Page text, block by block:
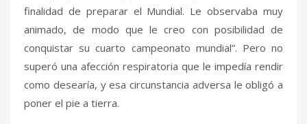
finalidad de preparar el Mundial. Le observaba muy
animado, de modo que le creo con posibilidad de
conquistar su cuarto campeonato mundial”. Pero no
superó una afección respiratoria que le impedía rendir
como desearía, y esa circunstancia adversa le obligó a
poner el pie a tierra.